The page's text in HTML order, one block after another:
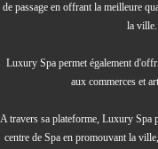
de passage en offrant la meilleure
la ville.
Luxury Spa permet également
aux commerces et
A travers sa plateforme, Luxury Spa
centre de Spa en promouvant la